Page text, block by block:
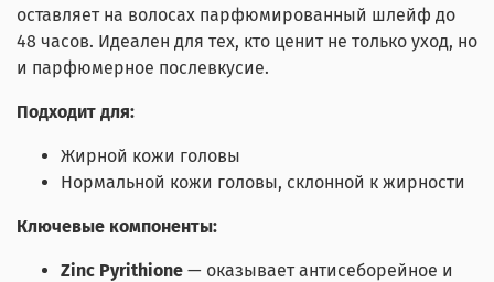
оставляет на волосах парфюмированный шлейф до
48 часов. Идеален для тех, кто ценит не только уход, но
и парфюмерное послевкусие.
Подходит для:
Жирной кожи головы
Нормальной кожи головы, склонной к жирности
Ключевые компоненты:
Zinc Pyrithione — оказывает антисеборейное и